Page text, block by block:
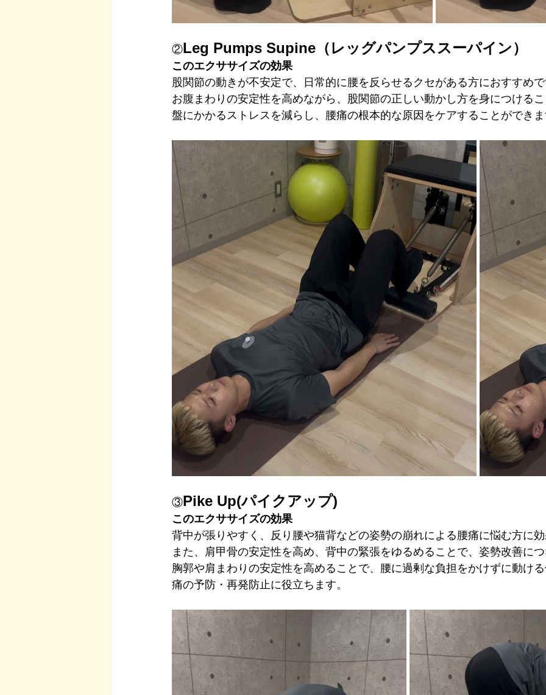
②Leg Pumps Supine（レッグパンプススーパイン）
このエクササイズの効果
股関節の動きが不安定で、日常的に腰を反らせるクセがある方におすすめ
お腹まわりの安定性を高めながら、股関節の正しい動かし方を身につける
盤にかかるストレスを減らし、腰痛の根本的な原因をケアすることができ
③Pike Up(パイクアップ)
このエクササイズの効果
背中が張りやすく、反り腰や猫背などの姿勢の崩れによる腰痛に悩む方に
また、肩甲骨の安定性を高め、背中の緊張をゆるめることで、姿勢改善に
胸郭や肩まわりの安定性を高めることで、腰に過剰な負担をかけずに動け
痛の予防・再発防止に役立ちます。